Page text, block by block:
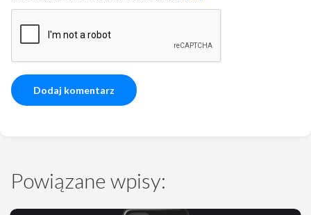
Powiązane wpisy: